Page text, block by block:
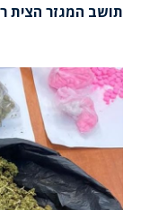
תושב המגזר הצית